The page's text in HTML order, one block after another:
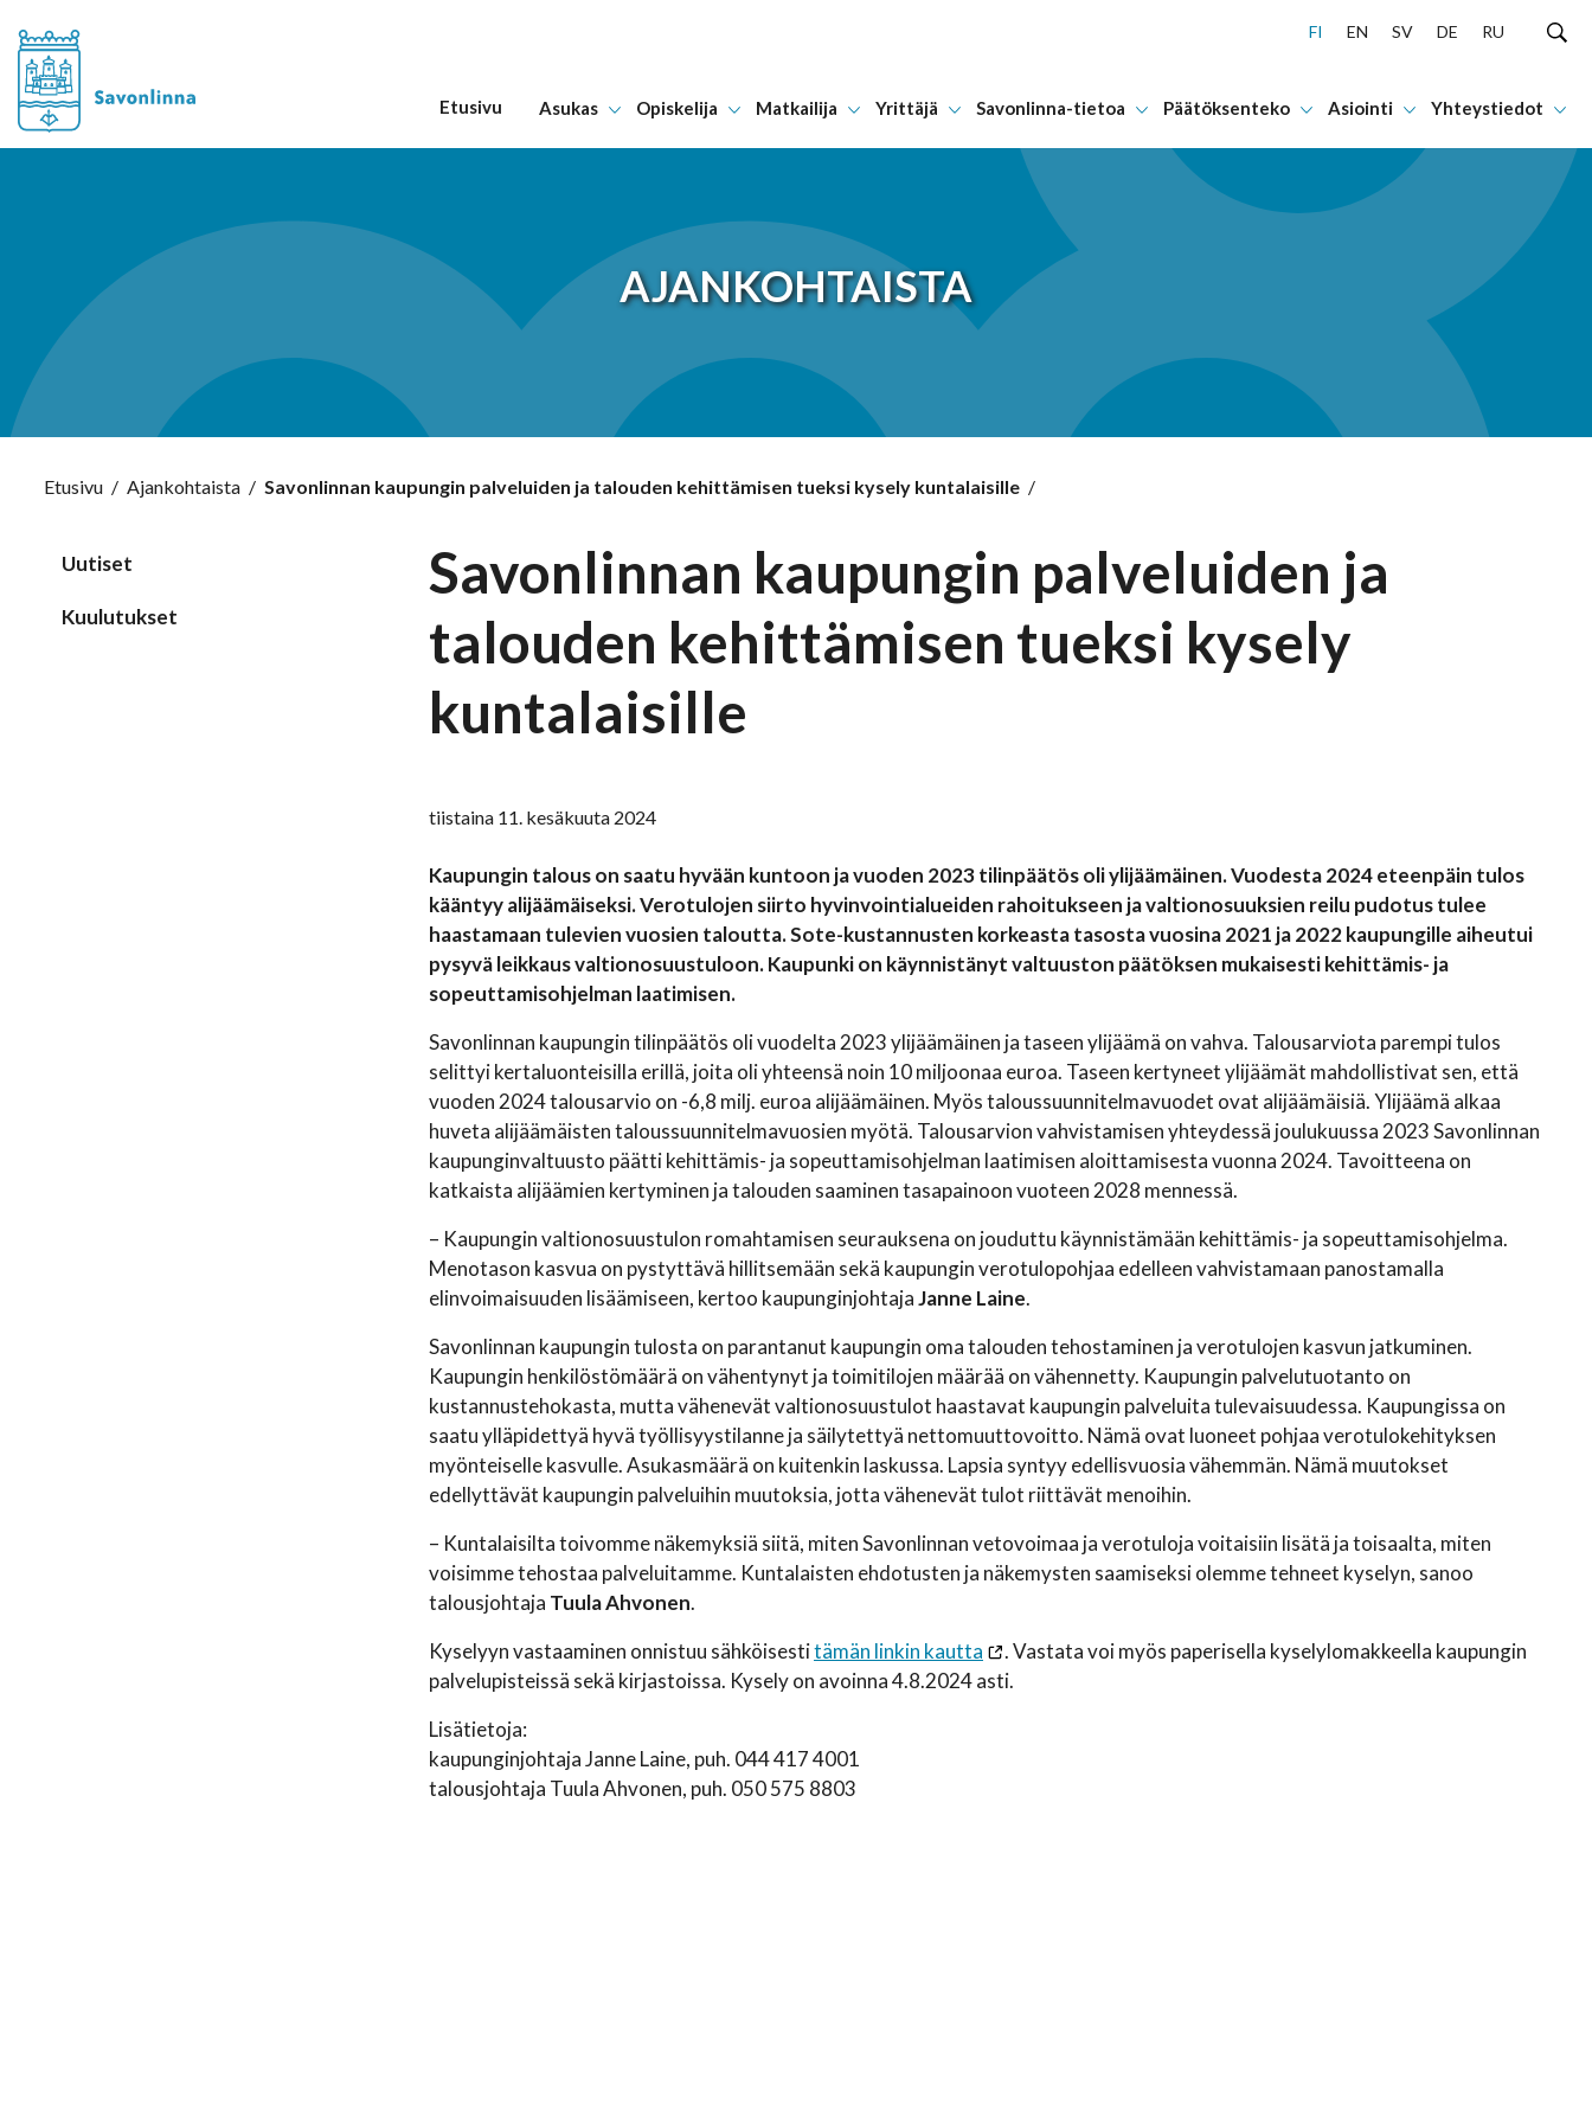
Hyppää sisältöön
FI EN SV DE RU
Etusivu Asukas Opiskelija Matkailija Yrittäjä Savonlinna-tietoa Päätöksenteko Asiointi Yhteystiedot
AJANKOHTAISTA
Etusivu / Ajankohtaista / Savonlinnan kaupungin palveluiden ja talouden kehittämisen tueksi kysely kuntalaisille /
Uutiset
Kuulutukset
Savonlinnan kaupungin palveluiden ja
talouden kehittämisen tueksi kysely
kuntalaisille
tiistaina 11. kesäkuuta 2024
Kaupungin talous on saatu hyvään kuntoon ja vuoden 2023 tilinpäätös oli ylijäämäinen. Vuodesta 2024 eteenpäin tulos
kääntyy alijäämäiseksi. Verotulojen siirto hyvinvointialueiden rahoitukseen ja valtionosuuksien reilu pudotus tulee
haastamaan tulevien vuosien taloutta. Sote-kustannusten korkeasta tasosta vuosina 2021 ja 2022 kaupungille aiheutui
pysyvä leikkaus valtionosuustuloon. Kaupunki on käynnistänyt valtuuston päätöksen mukaisesti kehittämis- ja
sopeuttamisohjelman laatimisen.
Savonlinnan kaupungin tilinpäätös oli vuodelta 2023 ylijäämäinen ja taseen ylijäämä on vahva. Talousarviota parempi tulos
selittyi kertaluonteisilla erillä, joita oli yhteensä noin 10 miljoonaa euroa. Taseen kertyneet ylijäämät mahdollistivat sen, että
vuoden 2024 talousarvio on -6,8 milj. euroa alijäämäinen. Myös taloussuunnitelmavuodet ovat alijäämäisiä. Ylijäämä alkaa
huveta alijäämäisten taloussuunnitelmavuosien myötä. Talousarvion vahvistamisen yhteydessä joulukuussa 2023 Savonlinnan
kaupunginvaltuusto päätti kehittämis- ja sopeuttamisohjelman laatimisen aloittamisesta vuonna 2024. Tavoitteena on
katkaista alijäämien kertyminen ja talouden saaminen tasapainoon vuoteen 2028 mennessä.
– Kaupungin valtionosuustulon romahtamisen seurauksena on jouduttu käynnistämään kehittämis- ja sopeuttamisohjelma.
Menotason kasvua on pystyttävä hillitsemään sekä kaupungin verotulopohjaa edelleen vahvistamaan panostamalla
elinvoimaisuuden lisäämiseen, kertoo kaupunginjohtajaJanne Laine.
Savonlinnan kaupungin tulosta on parantanut kaupungin oma talouden tehostaminen ja verotulojen kasvun jatkuminen.
Kaupungin henkilöstömäärä on vähentynyt ja toimitilojen määrää on vähennetty. Kaupungin palvelutuotanto on
kustannustehokasta, mutta vähenevät valtionosuustulot haastavat kaupungin palveluita tulevaisuudessa. Kaupungissa on
saatu ylläpidettyä hyvä työllisyystilanne ja säilytettyä nettomuuttovoitto. Nämä ovat luoneet pohjaa verotulokehityksen
myönteiselle kasvulle. Asukasmäärä on kuitenkin laskussa. Lapsia syntyy edellisvuosia vähemmän. Nämä muutokset
edellyttävät kaupungin palveluihin muutoksia, jotta vähenevät tulot riittävät menoihin.
– Kuntalaisilta toivomme näkemyksiä siitä, miten Savonlinnan vetovoimaa ja verotuloja voitaisiin lisätä ja toisaalta, miten
voisimme tehostaa palveluitamme. Kuntalaisten ehdotusten ja näkemysten saamiseksi olemme tehneet kyselyn, sanoo
talousjohtaja Tuula Ahvonen.
Kyselyyn vastaaminen onnistuu sähköisestitämän linkin kautta
. Vastata voi myös paperisella kyselylomakkeella kaupungin
palvelupisteissä sekä kirjastoissa. Kysely on avoinna 4.8.2024 asti.
Lisätietoja:
kaupunginjohtaja Janne Laine, puh. 044 417 4001
talousjohtaja Tuula Ahvonen, puh. 050 575 8803